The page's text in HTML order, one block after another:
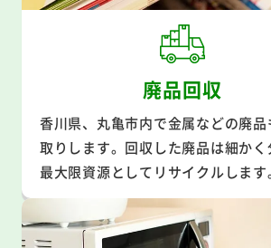
廃品回収
香川県、丸亀市内で金属などの廃品
取りします。回収した廃品は細かく
最大限資源としてリサイクルします。